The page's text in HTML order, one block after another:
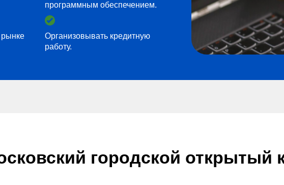
программным обеспечением.
рынке
Организовывать кредитную
работу.
городской открытый